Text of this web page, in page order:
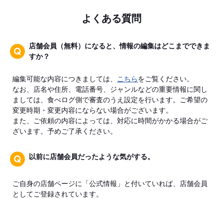
よくある質問
店舗会員（無料）になると、情報の編集はどこまでできま
すか？
編集可能な内容につきましては、 こちらをご覧ください。
なお、店名や住所、電話番号、ジャンルなどの重要情報に関し
ましては、食べログ側で審査のうえ設定を行います。ご希望の
変更時期・変更内容にならない場合がございます。
また、ご依頼の内容によっては、対応に時間がかかる場合がご
ざいます。予めご了承ください。
以前に店舗会員だったような気がする。
ご自身の店舗ページに「公式情報」と付いていれば、店舗会員
としてご登録されています。